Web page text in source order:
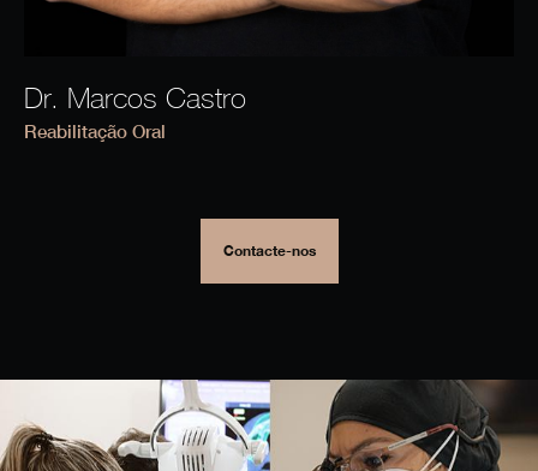
Dr. Marcos Castro
Reabilitação Oral
Contacte-nos